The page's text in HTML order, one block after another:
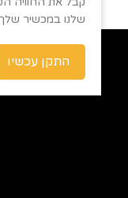
שלנו במכשיר
התקן עכשיו